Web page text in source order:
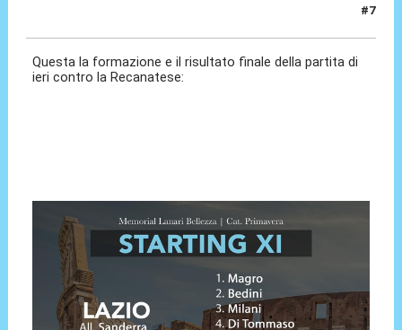
#7
Questa la formazione e il risultato finale della partita di
ieri contro la Recanatese: